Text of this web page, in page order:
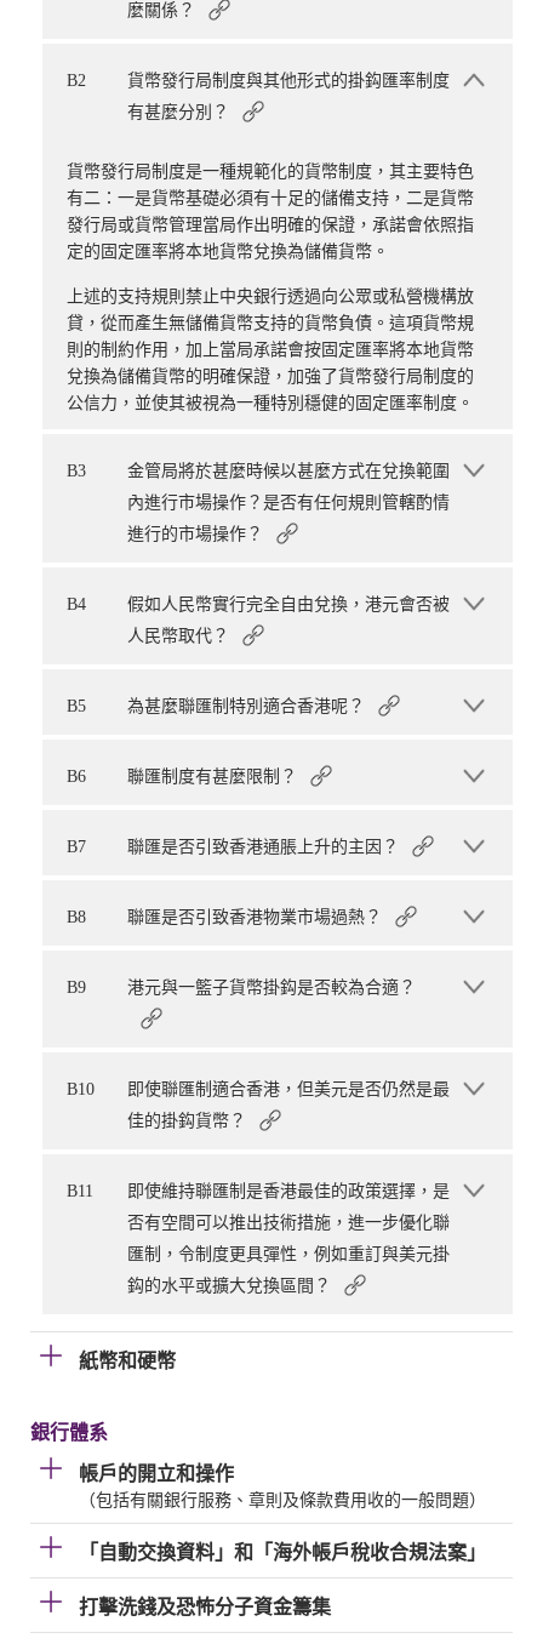
麼關係？
B2
貨幣發行局制度與其他形式的掛鈎匯率制度
有甚麼分別？
貨幣發行局制度是一種規範化的貨幣制度，其主要特色
有二：一是貨幣基礎必須有十足的儲備支持，二是貨幣
發行局或貨幣管理當局作出明確的保證，承諾會依照指
定的固定匯率將本地貨幣兌換為儲備貨幣。
上述的支持規則禁止中央銀行透過向公眾或私營機構放
貸，從而產生無儲備貨幣支持的貨幣負債。這項貨幣規
則的制約作用，加上當局承諾會按固定匯率將本地貨幣
兌換為儲備貨幣的明確保證，加強了貨幣發行局制度的
公信力，並使其被視為一種特別穩健的固定匯率制度。
B3
金管局將於甚麼時候以甚麼方式在兌換範圍
內進行市場操作？是否有任何規則管轄酌情
進行的市場操作？
B4
假如人民幣實行完全自由兌換，港元會否被
人民幣取代？
B5 為甚麼聯匯制特別適合香港呢？
B6 聯匯制度有甚麼限制？
B7 聯匯是否引致香港通脹上升的主因？
B8 聯匯是否引致香港物業市場過熱？
B9 港元與一籃子貨幣掛鈎是否較為合適？
B10
即使聯匯制適合香港，但美元是否仍然是最
佳的掛鈎貨幣？
B11
即使維持聯匯制是香港最佳的政策選擇，是
否有空間可以推出技術措施，進一步優化聯
匯制，令制度更具彈性，例如重訂與美元掛
鈎的水平或擴大兌換區間？
紙幣和硬幣
銀行體系
帳戶的開立和操作
（包括有關銀行服務、章則及條款費用收的一般問題）
「自動交換資料」和「海外帳戶稅收合規法案」
打擊洗錢及恐怖分子資金籌集